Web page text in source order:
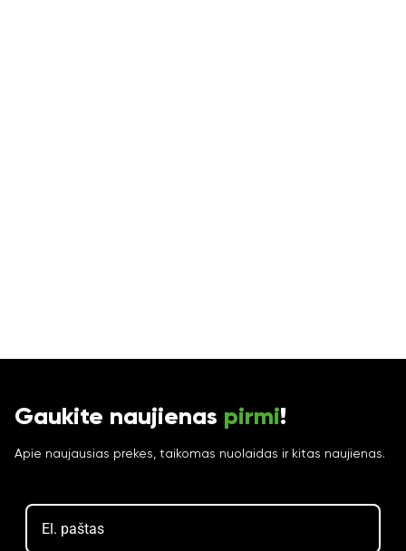
Gaukite naujienas pirmi!
Apie naujausias prekes, taikomas nuolaidas ir kitas naujienas.